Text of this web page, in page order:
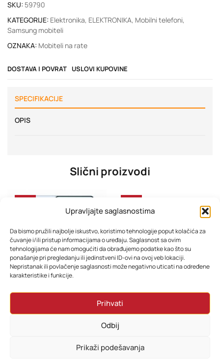
Upravljajte saglasnostima
Da bismo pružili najbolje iskustvo, koristimo tehnologije poput kolačića za
čuvanje i/ili pristup informacijama o uređaju. Saglasnost sa ovim
tehnologijama će nam omogućiti da obrađujemo podatke kao što su
ponašanje pri pregledanju ili jedinstveni ID-ovi na ovoj veb lokaciji.
Nepristanak ili povlačenje saglasnosti može negativno uticati na određene
karakteristike i funkcije.
Prihvati
Odbij
Prikaži podešavanja
SKU: 59790
KATEGORIJE: Elektronika, ELEKTRONIKA, Mobilni telefoni,
Samsung mobiteli
OZNAKA: Mobiteli na rate
DOSTAVA I POVRAT USLOVI KUPOVINE
SPECIFIKACIJE
OPIS
Slični proizvodi
-33% -33%